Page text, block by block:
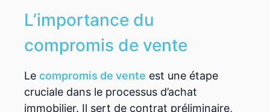
L’importance du
compromis de vente
Le compromis de vente est une étape
cruciale dans le processus d’achat
immobilier. Il sert de contrat préliminaire,